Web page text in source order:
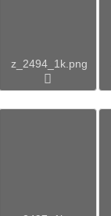
z_2494_1k.png